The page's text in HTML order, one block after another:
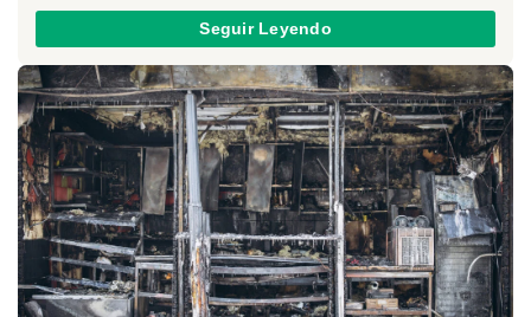
Seguir Leyendo